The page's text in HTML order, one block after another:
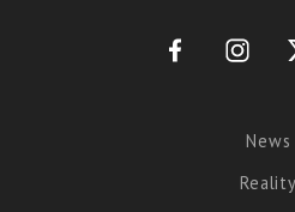
News
Reality